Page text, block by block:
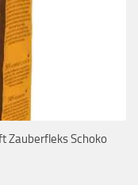
Zauberfleks Schoko